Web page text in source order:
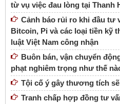
từ vụ việc đau lòng tại Thanh
Cảnh báo rủi ro khi đầu tư
Bitcoin, Pi và các loại tiền kỹ
luật Việt Nam công nhận
Buôn bán, vận chuyển
phạt nghiêm trọng như thế
Tội cố ý gây thương tích
Tranh chấp hợp đồng tư